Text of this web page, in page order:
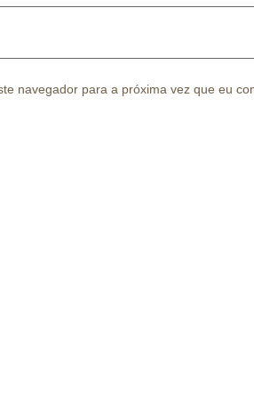
navegador para a próxima vez que eu